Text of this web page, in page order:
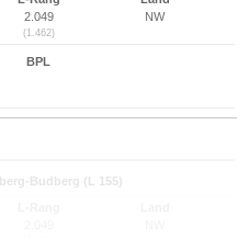
2.049
(1.462)
NW
BPL
Budberg (L 155)